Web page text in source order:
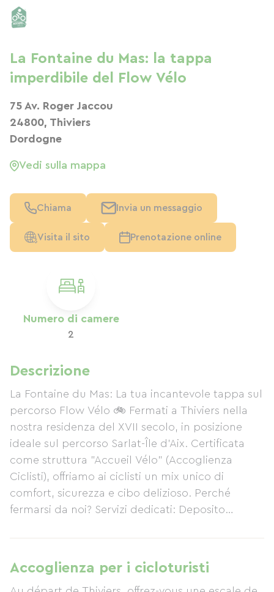
Numero di camere
2
Descrizione
La Fontaine du Mas: La tua incantevole tappa sul
percorso Flow Vélo 🚲 Fermati a Thiviers nella
nostra residenza del XVII secolo, in posizione
ideale sul percorso Sarlat-Île d'Aix. Certificata
come struttura "Accueil Vélo" (Accoglienza
Ciclisti), offriamo ai ciclisti un mix unico di
comfort, sicurezza e cibo delizioso. Perché
fermarsi da noi? Servizi dedicati: Deposito
spaziose e accoglienti e un parco alberato per
un riposo completo. Menù fisso: La sera, gusta la
Accoglienza per i cicloturisti
La Fontaine du Mas: la tappa
imperdibile del Flow Vélo
75 Av. Roger Jaccou
24800, Thiviers
Dordogne
Vedi sulla mappa
Chiama Invia un messaggio
Visita il sito Prenotazione online